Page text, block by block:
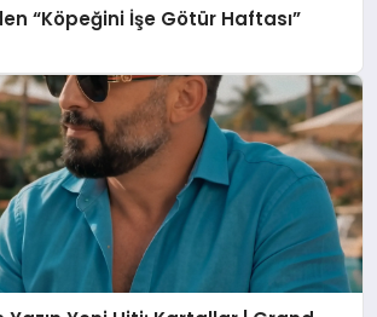
“Köpeğini İşe Götür Haftası”